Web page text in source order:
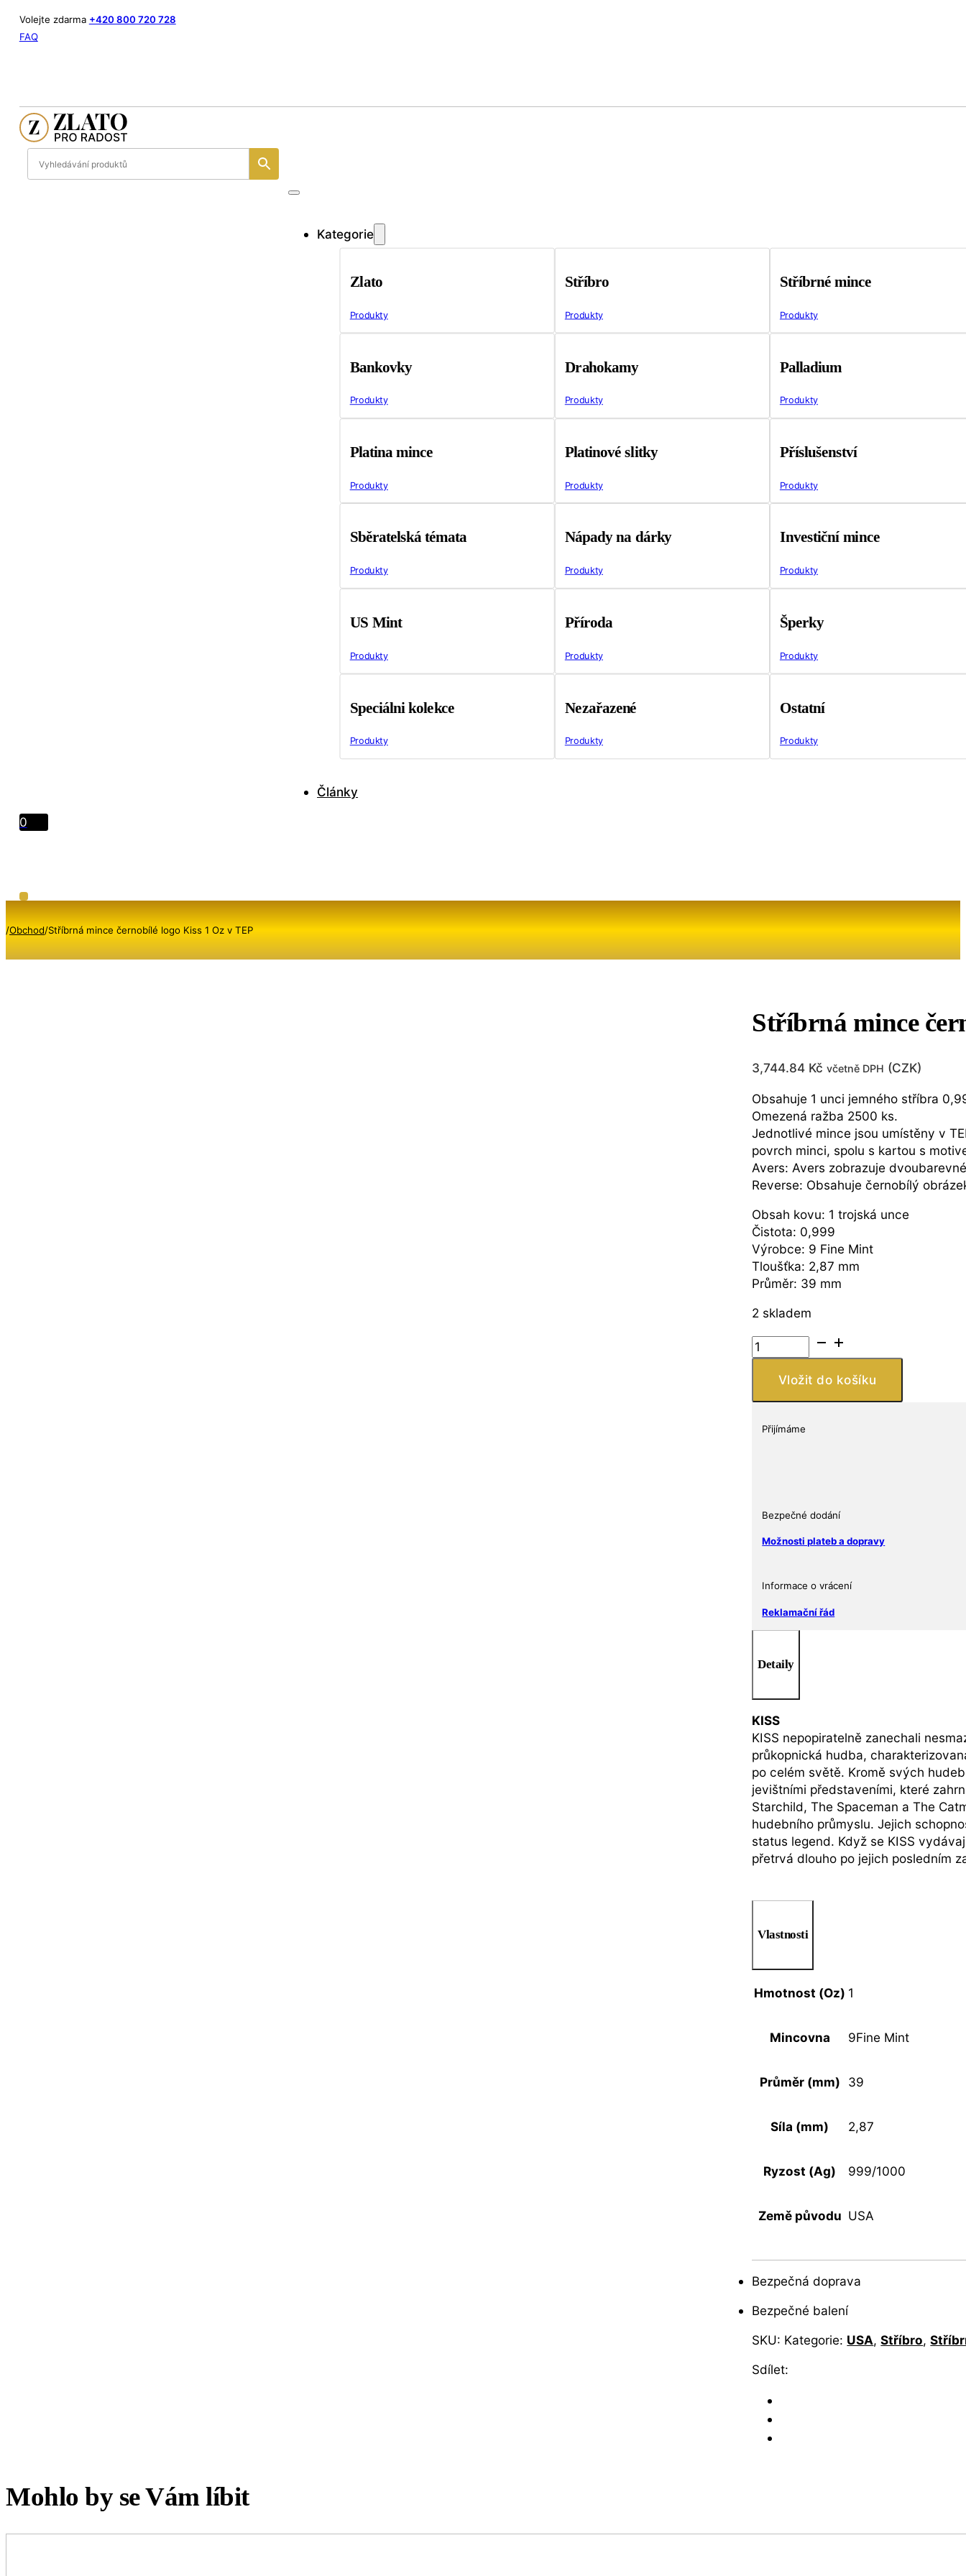
Volejte zdarma +420 800 720 728
FAQ
Kategorie
Zlato
Produkty
Stříbro
Produkty
Stříbrné mince
Produkty
Bankovky
Produkty
Drahokamy
Produkty
Palladium
Produkty
Platina mince
Produkty
Platinové slitky
Produkty
Příslušenství
Produkty
Sběratelská témata
Produkty
Nápady na dárky
Produkty
Investiční mince
Produkty
US Mint
Produkty
Příroda
Produkty
Šperky
Produkty
Speciálni kolekce
Produkty
Nezařazené
Produkty
Ostatní
Produkty
Články
0
/Obchod/Stříbrná mince černobílé logo Kiss 1 Oz v TEP
Stříbrná mince
3,744.84 Kč včetně DPH (CZK)
Obsahuje 1 unci jemného stříbra
Omezená ražba 2500 ks.
Jednotlivé mince jsou umístěny v
povrch minci, spolu s kartou s
Avers: Avers zobrazuje
Reverse: Obsahuje černobílý
Obsah kovu: 1 trojská unce
Čistota: 0,999
Výrobce: 9 Fine Mint
Tloušťka: 2,87 mm
Průměr: 39 mm
2 skladem
Stříbrná
mince
černobílé
Vložit do košíku
Přijímáme
Bezpečné dodání
Možnosti plateb a dopravy
Informace o vrácení
Reklamační řád
Detaily
KISS
KISS nepopiratelně zanechali
průkopnická hudba,
po celém světě. Kromě svých
jevištními představeními, které
Starchild, The Spaceman a The
hudebního průmyslu. Jejich
status legend. Když se KISS
přetrvá dlouho po jejich posledním
Vlastnosti
Hmotnost (Oz) 1
Mincovna 9Fine Mint
Průměr (mm) 39
Síla (mm) 2,87
Ryzost (Ag) 999/1000
Země původu USA
Bezpečná doprava
Bezpečné balení
SKU: Kategorie: USA,Stříbro,
Sdílet:
Mohlo by se Vám líbit